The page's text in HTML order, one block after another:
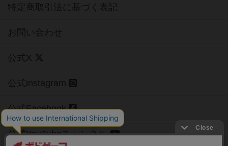
特定商取引法に基づく表記
お問い合わせ
公式X
公式instagram
公式Facebook
公式YouTubeチャンネル